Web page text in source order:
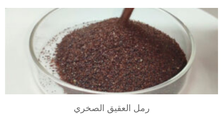
VIEW
رمل العقيق الصخري